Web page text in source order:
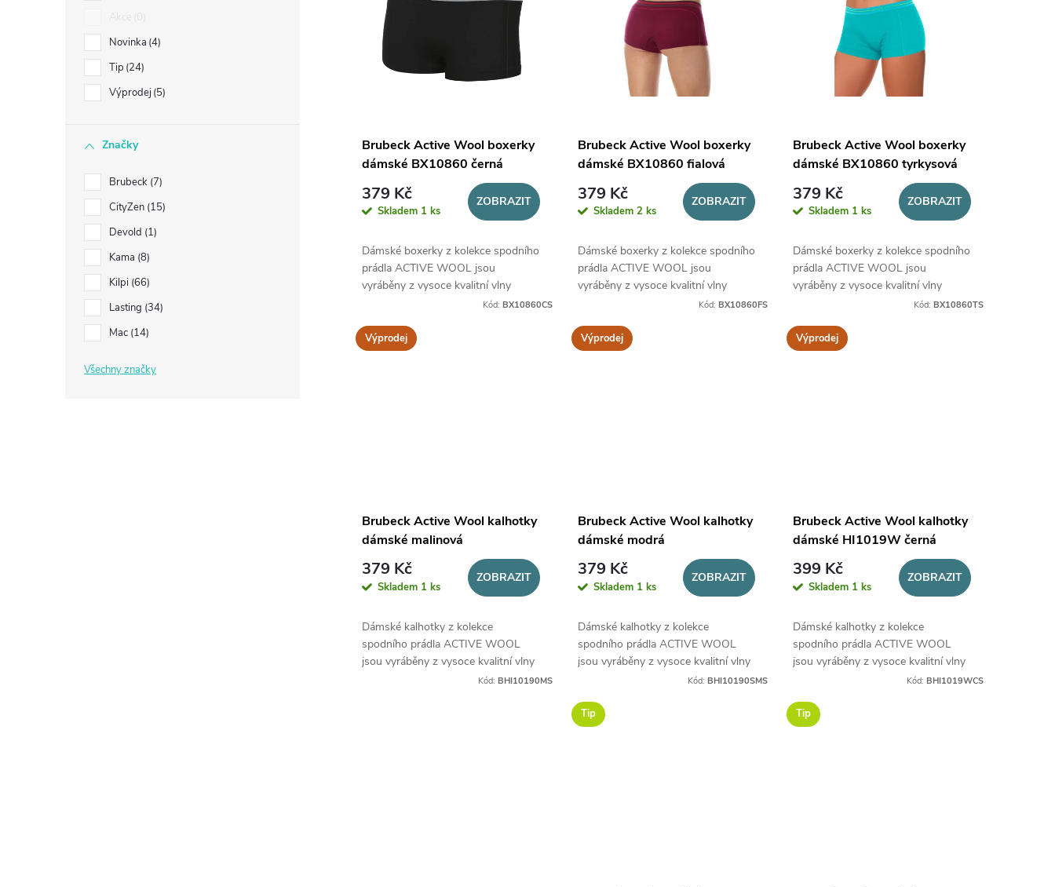
Novinka 4
Tip 24
Výprodej 5
Značky
Brubeck 7
CityZen 15
Devold 1
Kama 8
Kilpi 66
Lasting 34
Mac 14
Všechny značky
k
Brubeck Active Wool boxerky
dámské BX10860 černá
379 Kč
Skladem 1 ks
ZOBRAZIT
Dámské boxerky z kolekce spodního
prádla ACTIVE WOOL jsou
vyráběny z vysoce kvalitní vlny
MERINO, určené pro všechny roční
Kód: BX10860CS
Brubeck Active Wool boxerky
dámské BX10860 fialová
379 Kč
Skladem 2 ks
ZOBRAZIT
Dámské boxerky z kolekce spodního
prádla ACTIVE WOOL jsou
vyráběny z vysoce kvalitní vlny
MERINO, určené pro všechny roční
Kód:BX10860FS
Brubeck Active Wool boxerky
dámské BX10860 tyrkysová
379 Kč
Skladem 1 ks
ZOBRAZIT
Dámské boxerky z kolekce spodního
prádla ACTIVE WOOL jsou
vyráběny z vysoce kvalitní vlny
MERINO, určené pro všechny roční
Kód: BX10860TS
Výprodej
Brubeck Active Wool kalhotky
dámské malinová
379 Kč
Skladem 1 ks
ZOBRAZIT
Dámské kalhotky z kolekce
spodního prádla ACTIVE WOOL
jsou vyráběny z vysoce kvalitní vlny
MERINO, určené pro všechny roční
Kód: BHI10190MS
Výprodej
Brubeck Active Wool kalhotky
dámské modrá
379 Kč
Skladem 1 ks
ZOBRAZIT
Dámské kalhotky z kolekce
spodního prádla ACTIVE WOOL
jsou vyráběny z vysoce kvalitní vlny
MERINO, určené pro všechny roční
Kód:BHI10190SMS
Výprodej
Brubeck Active Wool kalhotky
dámské HI1019W černá
399 Kč
Skladem 1 ks
ZOBRAZIT
Dámské kalhotky z kolekce
spodního prádla ACTIVE WOOL
jsou vyráběny z vysoce kvalitní vlny
MERINO, určené pro všechny roční
Kód: BHI1019WCS
Tip Tip